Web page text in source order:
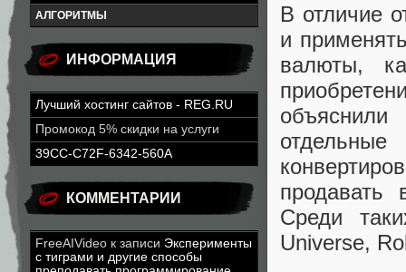
АЛГОРИТМЫ
ИНФОРМАЦИЯ
Лучший хостинг сайтов - REG.RU
Промокод 5% скидки на услуги
39CC-C72F-6342-560A
КОММЕНТАРИИ
FreeAIVideo к записи Эксперименты
с тиграми и другие способы
В отличие
и
валюты,
отдельные
продавать
Среди
Universe,